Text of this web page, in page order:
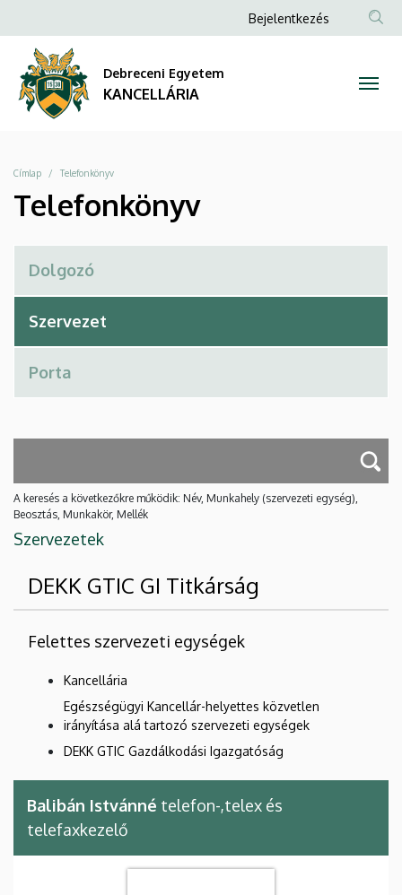
KANCELLÁRIA
a
tartalomra
Anonim
Bejelentkezés
Debreceni Egyetem
KANCELLÁRIA
Morzsa
Címlap Telefonkönyv
Telefonkönyv
A keresés a következőkre működik: Név, Munkahely (szervezeti egység),
Beosztás, Munkakör, Mellék
Szervezetek
DEKK GTIC GI Titkárság
Felettes szervezeti egységek
Kancellária
Egészségügyi Kancellár-helyettes közvetlen
irányítása alá tartozó szervezeti egységek
DEKK GTIC Gazdálkodási Igazgatóság
Balibán Istvánné telefon-,telex és
telefaxkezelő